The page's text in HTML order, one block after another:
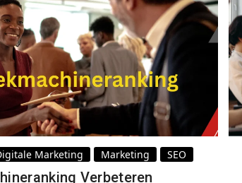
Marketing Marketing SEO
Verbeteren